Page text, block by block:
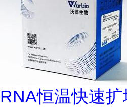
RNA恒温快速